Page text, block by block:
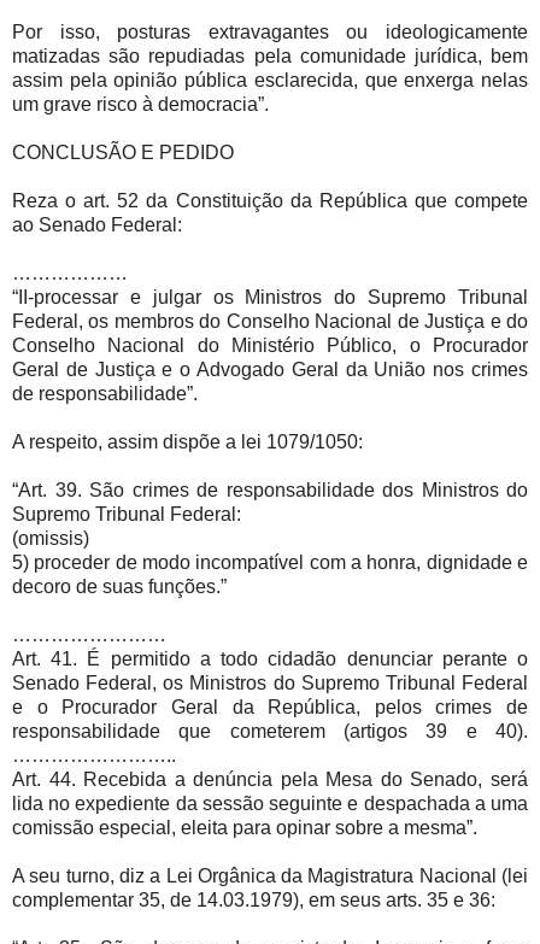
Por isso, posturas extravagantes ou ideologicamente
matizadas são repudiadas pela comunidade jurídica, bem
assim pela opinião pública esclarecida, que enxerga nelas
um grave risco à democracia”.
CONCLUSÃO E PEDIDO
Reza o art. 52 da Constituição da República que compete
ao Senado Federal:
………………
“II-processar e julgar os Ministros do Supremo Tribunal
Federal, os membros do Conselho Nacional de Justiça e do
Conselho Nacional do Ministério Público, o Procurador
Geral de Justiça e o Advogado Geral da União nos crimes
de responsabilidade”.
A respeito, assim dispõe a lei 1079/1050:
“Art. 39. São crimes de responsabilidade dos Ministros do
Supremo Tribunal Federal:
(omissis)
5) proceder de modo incompatível com a honra, dignidade e
decoro de suas funções.”
……………………
Art. 41. É permitido a todo cidadão denunciar perante o
Senado Federal, os Ministros do Supremo Tribunal Federal
e o Procurador Geral da República, pelos crimes de
responsabilidade que cometerem (artigos 39 e 40).
……………………..
Art. 44. Recebida a denúncia pela Mesa do Senado, será
lida no expediente da sessão seguinte e despachada a uma
comissão especial, eleita para opinar sobre a mesma”.
A seu turno, diz a Lei Orgânica da Magistratura Nacional (lei
complementar 35, de 14.03.1979), em seus arts. 35 e 36: